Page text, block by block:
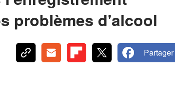
problèmes d'alcool
Partager